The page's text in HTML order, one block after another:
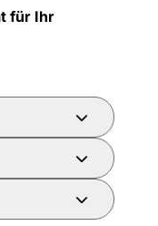
für Ihr